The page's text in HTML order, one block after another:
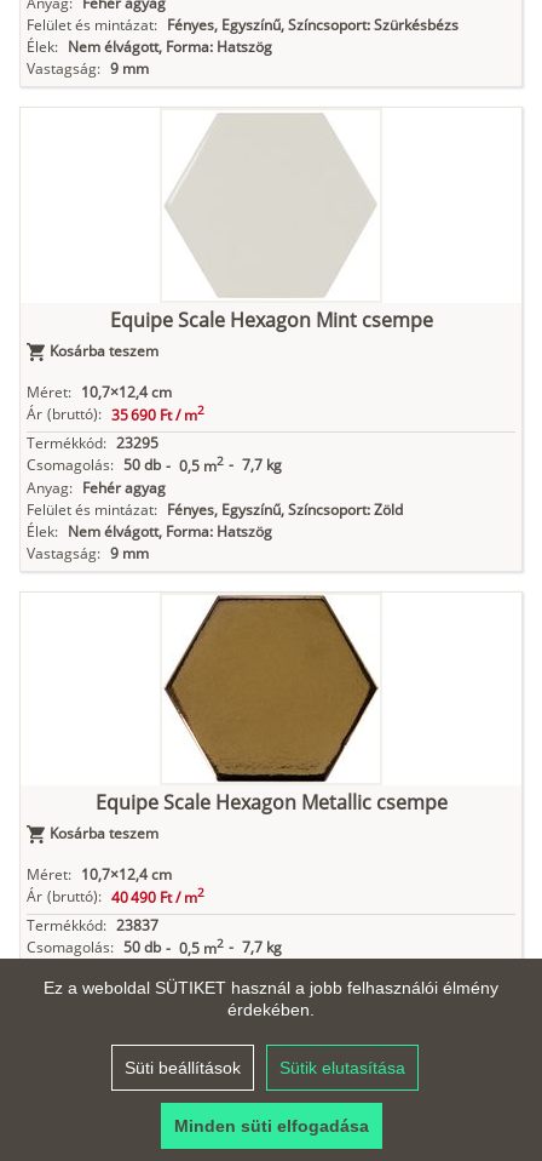
Ez a weboldal SÜTIKET használ a jobb felhasználói élmény
érdekében.
Süti beállítások Sütik elutasítása
Minden süti elfogadása
Felület és mintázat: Fényes, Egyszínű, Színcsoport: Szürkésbézs
Élek: Nem élvágott, Forma: Hatszög
Vastagság: 9 mm
Equipe Scale Hexagon Mint csempe
Kosárba teszem
Méret: 10,7×12,4 cm
Ár (bruttó): 35 690 Ft /m2
Termékkód: 23295
Csomagolás: 50 db - 0,5 m2 - 7,7 kg
Anyag: Fehér agyag
Felület és mintázat: Fényes, Egyszínű, Színcsoport: Zöld
Élek: Nem élvágott, Forma: Hatszög
Vastagság: 9 mm
Equipe Scale Hexagon Metallic csempe
Kosárba teszem
Méret: 10,7×12,4 cm
Ár (bruttó): 40 490 Ft /m2
Termékkód: 23837
Csomagolás: 50 db - 0,5 m2 - 7,7 kg
Felület és mintázat: Fényes, Egyszínű, Színcsoport: Arany
Nem élvágott, Forma: Hatszög